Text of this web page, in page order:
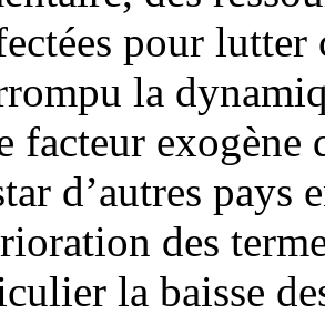
pour
la
facteur
d’autres pays
des
la baisse